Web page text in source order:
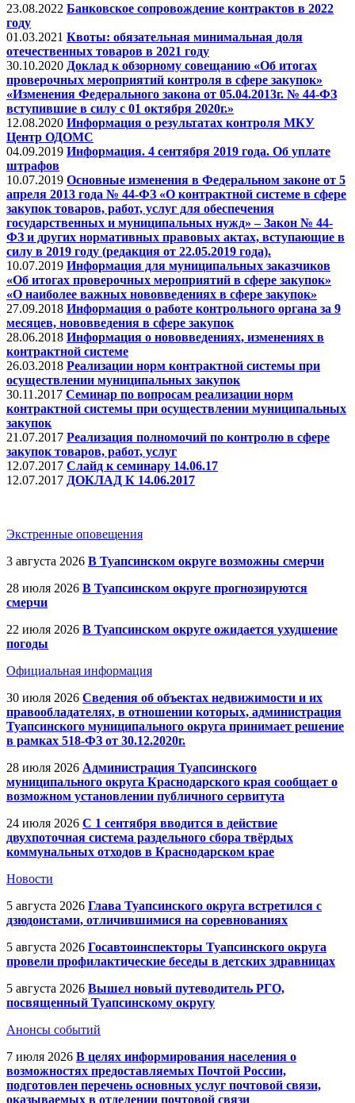
23.08.2022 Банковское сопровождение контрактов в 2022
году
01.03.2021 Квоты: обязательная минимальная доля
отечественных товаров в 2021 году
30.10.2020 Доклад к обзорному совещанию «Об итогах
проверочных мероприятий контроля в сфере закупок»
«Изменения Федерального закона от 05.04.2013г. № 44-ФЗ
вступившие в силу с 01 октября 2020г.»
12.08.2020 Информация о результатах контроля МКУ
Центр ОДОМС
04.09.2019 Информация. 4 сентября 2019 года. Об уплате
штрафов
10.07.2019 Основные изменения в Федеральном законе от 5
апреля 2013 года № 44-ФЗ «О контрактной системе в сфере
закупок товаров, работ, услуг для обеспечения
государственных и муниципальных нужд» – Закон № 44-
ФЗ и других нормативных правовых актах, вступающие в
силу в 2019 году (редакция от 22.05.2019 года).
10.07.2019 Информация для муниципальных заказчиков
«Об итогах проверочных мероприятий в сфере закупок»
«О наиболее важных нововведениях в сфере закупок»
27.09.2018 Информация о работе контрольного органа за 9
месяцев, нововведения в сфере закупок
28.06.2018 Информация о нововведениях, изменениях в
контрактной системе
26.03.2018 Реализации норм контрактной системы при
осуществлении муниципальных закупок
30.11.2017 Семинар по вопросам реализации норм
контрактной системы при осуществлении муниципальных
закупок
21.07.2017 Реализация полномочий по контролю в сфере
закупок товаров, работ, услуг
12.07.2017 Слайд к семинару 14.06.17
12.07.2017 ДОКЛАД К 14.06.2017
Экстренные оповещения
3 августа 2026 В Туапсинском округе возможны смерчи
28 июля 2026 В Туапсинском округе прогнозируются
смерчи
22 июля 2026 В Туапсинском округе ожидается ухудшение
погоды
Официальная информация
30 июля 2026 Сведения об объектах недвижимости и их
правообладателях, в отношении которых, администрация
Туапсинского муниципального округа принимает решение
в рамках 518-ФЗ от 30.12.2020г.
28 июля 2026 Администрация Туапсинского
муниципального округа Краснодарского края сообщает о
возможном установлении публичного сервитута
24 июля 2026 С 1 сентября вводится в действие
двухпоточная система раздельного сбора твёрдых
коммунальных отходов в Краснодарском крае
Новости
5 августа 2026 Глава Туапсинского округа встретился с
дзюдоистами, отличившимися на соревнованиях
5 августа 2026 Госавтоинспекторы Туапсинского округа
провели профилактические беседы в детских здравницах
5 августа 2026 Вышел новый путеводитель РГО,
посвященный Туапсинскому округу
Анонсы событий
7 июля 2026 В целях информирования населения о
возможностях предоставляемых Почтой России,
подготовлен перечень основных услуг почтовой связи,
оказываемых в отделении почтовой связи